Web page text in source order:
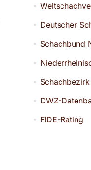
Deutscher
Schachbund
DWZ-
FIDE-Rating